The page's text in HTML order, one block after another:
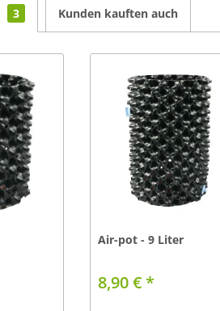
3 Kunden kauften auch
Air-pot - 9 Liter
8,90 € *